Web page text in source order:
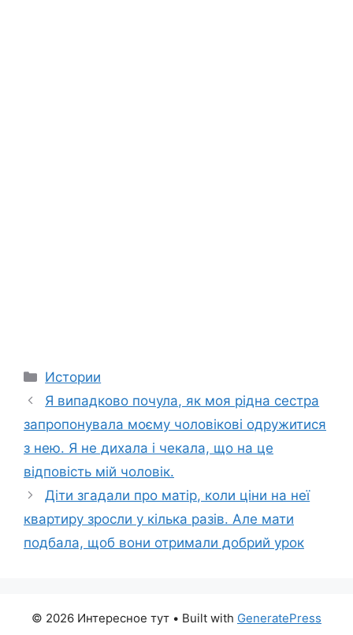
Categories
Истории
Я випадково почула, як моя рідна сестра
запропонувала моєму чоловікові одружитися
з нею. Я не дихала і чекала, що на це
відповість мій чоловік.
Діти згадали про матір, коли ціни на неї
квартиру зросли у кілька разів. Але мати
подбала, щоб вони отримали добрий урок
© 2026 Интересное тут • Built with GeneratePress